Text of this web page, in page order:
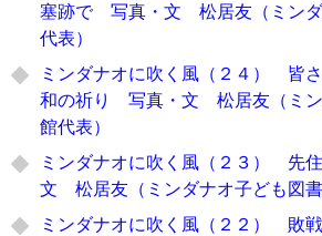
塞跡で 写真・文 松居友（ミンダ
代表）
ミンダナオに吹く風（２４） 皆
和の祈り 写真・文 松居友（ミン
館代表）
ミンダナオに吹く風（２３） 先
文 松居友（ミンダナオ子ども図書
ミンダナオに吹く風（２２） 敗